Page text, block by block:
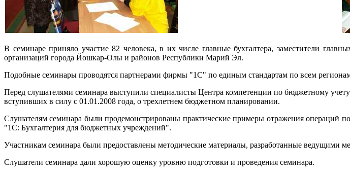
В семинаре приняло участие 82 человека, в их числе главные бухгалтера, заместители
организаций города Йошкар-Олы и районов Республики Марий Эл.
Подобные семинары проводятся партнерами фирмы "1С" по единым стандартам по всем
Перед слушателями семинара выступили специалисты Центра компетенции по бюджетному
вступивших в силу с 01.01.2008 года, о трехлетнем бюджетном планировании.
Слушателям семинара были продемонстрированы практические примеры отражения операций
"1С: Бухгалтерия для бюджетных учреждений".
Участникам семинара были предоставлены методические материалы, разработанные ведущими
Слушатели семинара дали хорошую оценку уровню подготовки и проведения семинара.